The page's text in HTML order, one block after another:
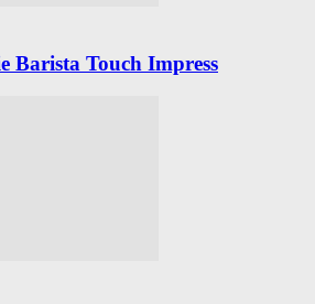
Barista Touch Impress